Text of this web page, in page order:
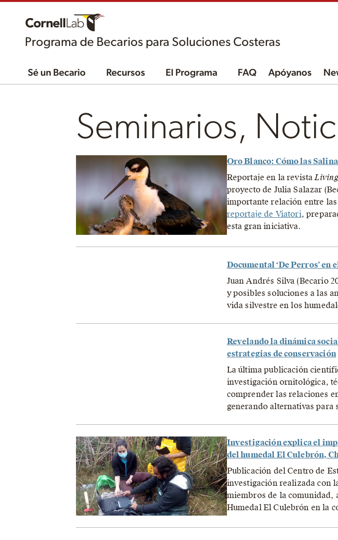
Programa de Becarios para Soluciones Costeras
Sé un Becario Recursos El Programa FAQ Apóyanos
Seminarios,
Oro Blanco: Cómo las
Reportaje en la revista
proyecto de Julia Salazar
importante relación entre
reportaje de Viatori,
esta gran iniciativa.
Documental ‘De Perros’
Juan Andrés Silva (Becario
y posibles soluciones a las
vida silvestre en los
Revelando la dinámica
estrategias de conservación
La última publicación
investigación ornitológica,
comprender las relaciones
generando alternativas para
Investigación explica el
del humedal El Culebrón,
Publicación del Centro de
investigación realizada con
miembros de la comunidad,
Humedal El Culebrón en la